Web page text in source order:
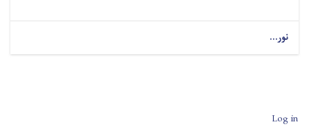
نور...
User account menu
Log in